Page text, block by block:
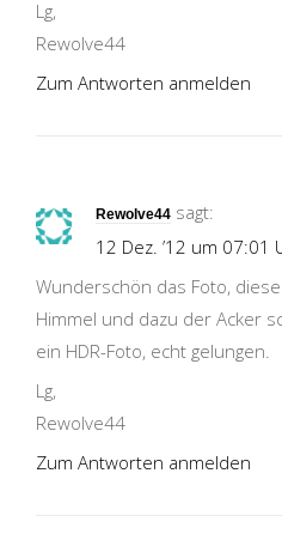
Lg,
Rewolve44
Zum Antworten anmelden
Rewolve44 sagt:
12 Dez. ’12 um 07:01
Wunderschön das Foto,
Himmel und dazu der Acker
ein HDR-Foto, echt gelungen.
Lg,
Rewolve44
Zum Antworten anmelden